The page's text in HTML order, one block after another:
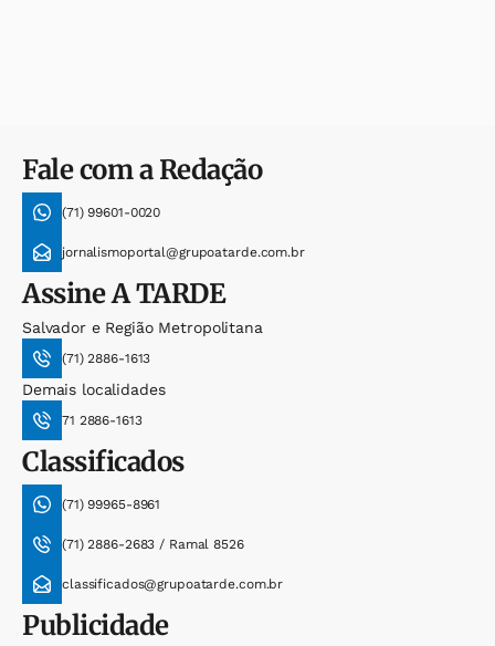
Fale com a Redação
(71) 99601-0020
jornalismoportal@grupoatarde.com.br
AssineA TARDE
Salvador e Região Metropolitana
(71) 2886-1613
Demais localidades
71 2886-1613
Classificados
(71) 99965-8961
(71) 2886-2683 / Ramal 8526
classificados@grupoatarde.com.br
Publicidade